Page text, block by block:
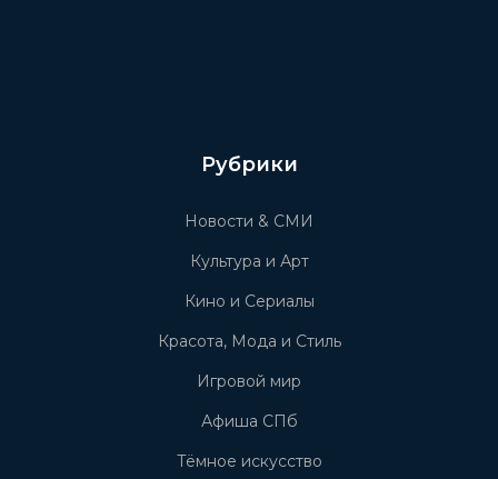
Рубрики
Новости & СМИ
Культура и Арт
Кино и Сериалы
Красота, Мода и Стиль
Игровой мир
Афиша СПб
Тёмное искусство